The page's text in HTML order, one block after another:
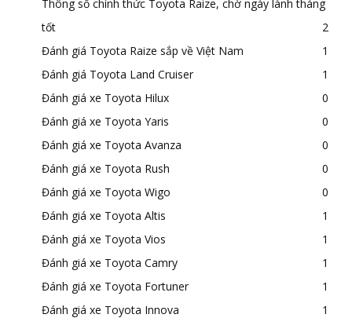
Thông số chính thức Toyota Raize, chờ ngày lành tháng
tốt
2
Đánh giá Toyota Raize sắp về Việt Nam
1
Đánh giá Toyota Land Cruiser
1
Đánh giá xe Toyota Hilux
0
Đánh giá xe Toyota Yaris
0
Đánh giá xe Toyota Avanza
0
Đánh giá xe Toyota Rush
0
Đánh giá xe Toyota Wigo
0
Đánh giá xe Toyota Altis
1
Đánh giá xe Toyota Vios
1
Đánh giá xe Toyota Camry
1
Đánh giá xe Toyota Fortuner
1
Đánh giá xe Toyota Innova
1